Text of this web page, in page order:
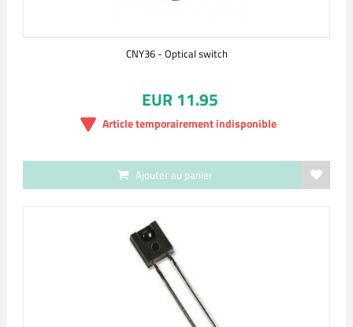
CNY36 - Optical switch
EUR 11.95
Article temporairement indisponible
Ajouter au panier